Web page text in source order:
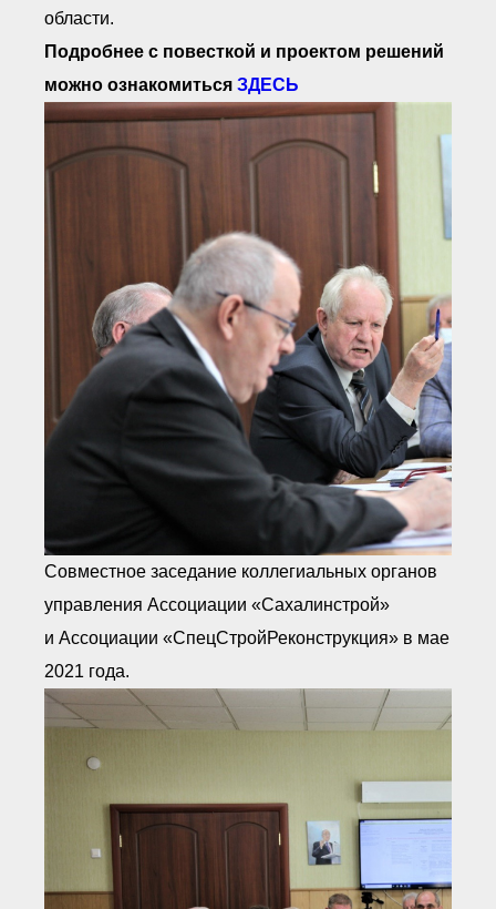
области.
Подробнее с повесткой и проектом решений
можно ознакомиться ЗДЕСЬ
Совместное заседание коллегиальных органов
управления Ассоциации «Сахалинстрой»
и Ассоциации «СпецСтройРеконструкция» в мае
2021 года.